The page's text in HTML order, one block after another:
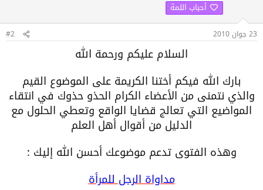
أحباب اللمة
23 جوان 2010 #2
السلام عليكم ورحمة الله
بارك الله فيكم أختنا الكريمة على الموضوع القيم
والذي نتمنى من الأعضاء الكرام الحذو حذوك في انتقاء
المواضيع التي تعالج قضايا الواقع وتعطي الحلول مع
الدليل من أقوال أهل العلم
وهذه الفتوى تدعم موضوعك أحسن الله إليك :
مداواة الرجل للمرأة